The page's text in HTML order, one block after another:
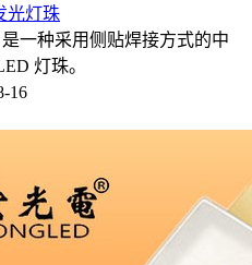
光灯珠
一种采用侧贴焊接方式的中
灯珠。
16